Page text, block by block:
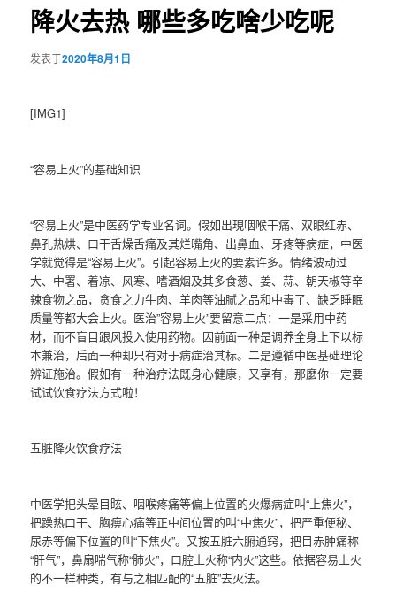
航
降火去热 哪些多吃啥少吃呢
发表于2020年8月1日
[IMG1]
“容易上火”的基础知识
“容易上火”是中医药学专业名词。假如出現咽喉干痛、双眼红赤、
鼻孔热烘、口干舌燥舌痛及其烂嘴角、出鼻血、牙疼等病症，中医
学就觉得是“容易上火”。引起容易上火的要素许多。情绪波动过
大、中署、着凉、风寒、嗜酒烟及其多食葱、姜、蒜、朝天椒等辛
辣食物之品，贪食之力牛肉、羊肉等油腻之品和中毒了、缺乏睡眠
质量等都大会上火。医治”容易上火”要留意二点：一是采用中药
材，而不盲目跟风投入使用药物。因前面一种是调养全身上下以标
本兼治，后面一种却只有对于病症治其标。二是遵循中医基础理论
辨证施治。假如有一种治疗法既身心健康，又享有，那麼你一定要
试试饮食疗法方式啦！
五脏降火饮食疗法
中医学把头晕目眩、咽喉疼痛等偏上位置的火爆病症叫“上焦火”，
把躁热口干、胸痹心痛等正中间位置的叫“中焦火”，把严重便秘、
尿赤等偏下位置的叫“下焦火”。又按五脏六腑通窍，把目赤肿痛称
“肝气”，鼻扇喘气称“肺火”，口腔上火称“内火”这些。依据容易上火
的不一样种类，有与之相匹配的“五脏”去火法。